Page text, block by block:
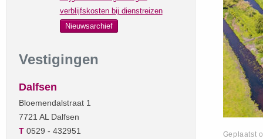
verblijfskosten bij dienstreizen
Nieuwsarchief
Vestigingen
Dalfsen
Bloemendalstraat 1
7721 AL Dalfsen
T0529 - 432951
Geplaatst